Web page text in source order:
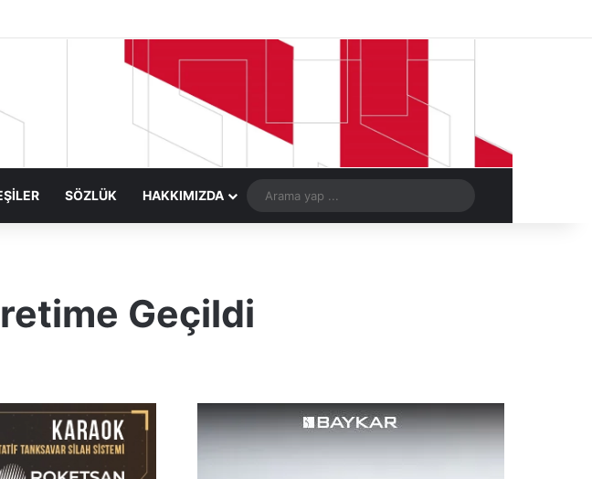
SÖZLÜK HAKKIMIZDA
yap
Geçildi